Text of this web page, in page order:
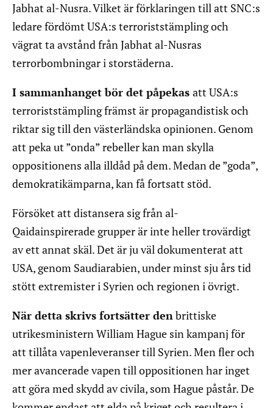
Jabhat al-Nusra. Vilket är förklaringen till att SNC:s
ledare fördömt USA:s terroriststämpling och
vägrat ta avstånd från Jabhat al-Nusras
terrorbombningar i storstäderna.
I sammanhanget bör det påpekas att USA:s
terroriststämpling främst är propagandistisk och
riktar sig till den västerländska opinionen. Genom
att peka ut ”onda” rebeller kan man skylla
oppositionens alla illdåd på dem. Medan de ”goda”,
demokratikämparna, kan få fortsatt stöd.
Försöket att distansera sig från al-
Qaidainspirerade grupper är inte heller trovärdigt
av ett annat skäl. Det är ju väl dokumenterat att
USA, genom Saudiarabien, under minst sju års tid
stött extremister i Syrien och regionen i övrigt.
När detta skrivs fortsätter denbrittiske
utrikesministern William Hague sin kampanj för
att tillåta vapenleveranser till Syrien. Men fler och
mer avancerade vapen till oppositionen har inget
att göra med skydd av civila, som Hague påstår. De